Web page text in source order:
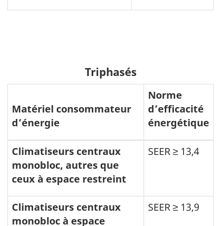
Triphasés
Matériel consommateur
d’énergie
Norme
d’efficacité
énergétique
Climatiseurs centraux
monobloc, autres que
ceux à espace restreint
SEER ≥ 13,4
Climatiseurs centraux
monobloc à espace
SEER ≥ 13,9